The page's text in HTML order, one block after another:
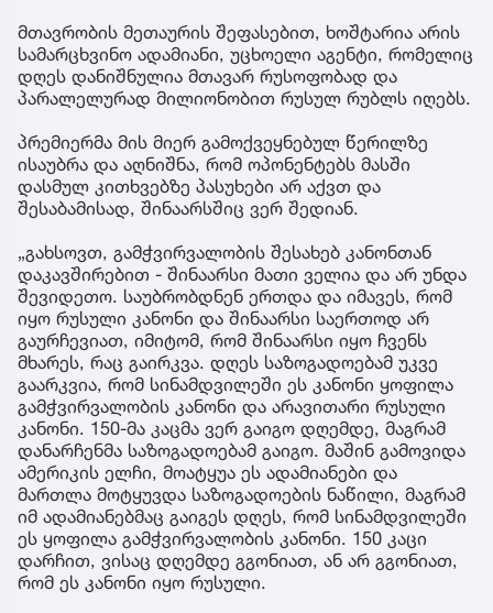
მთავრობის მეთაურის შეფასებით, ხოშტარია არის
სამარცხვინო ადამიანი, უცხოელი აგენტი, რომელიც
დღეს დანიშნულია მთავარ რუსოფობად და
პარალელურად მილიონობით რუსულ რუბლს იღებს.
პრემიერმა მის მიერ გამოქვეყნებულ წერილზე
ისაუბრა და აღნიშნა, რომ ოპონენტებს მასში
დასმულ კითხვებზე პასუხები არ აქვთ და
შესაბამისად, შინაარსშიც ვერ შედიან.
„გახსოვთ, გამჭვირვალობის შესახებ კანონთან
დაკავშირებით - შინაარსი მათი ველია და არ უნდა
შევიდეთო. საუბრობდნენ ერთდა და იმავეს, რომ
იყო რუსული კანონი და შინაარსი საერთოდ არ
გაურჩევიათ, იმიტომ, რომ შინაარსი იყო ჩვენს
მხარეს, რაც გაირკვა. დღეს საზოგადოებამ უკვე
გაარკვია, რომ სინამდვილეში ეს კანონი ყოფილა
გამჭვირვალობის კანონი და არავითარი რუსული
კანონი. 150-მა კაცმა ვერ გაიგო დღემდე, მაგრამ
დანარჩენმა საზოგადოებამ გაიგო. მაშინ გამოვიდა
ამერიკის ელჩი, მოატყუა ეს ადამიანები და
მართლა მოტყუვდა საზოგადოების ნაწილი, მაგრამ
იმ ადამიანებმაც გაიგეს დღეს, რომ სინამდვილეში
ეს ყოფილა გამჭვირვალობის კანონი. 150 კაცი
დარჩით, ვისაც დღემდე გგონიათ, ან არ გგონიათ,
რომ ეს კანონი იყო რუსული.